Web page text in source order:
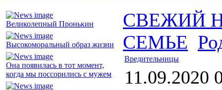
Великолепный Пронькин
Высокоморальный образ жизни
Она появилась в тот момент,
когда мы поссорились с мужем
СВЕЖИЙ
СЕМЬЕ
Вредительницы
11.09.2020